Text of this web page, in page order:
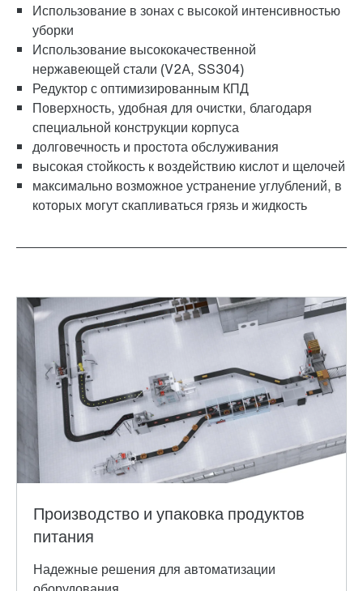
адаптер
зажимная система TorqLOC®
Использование в зонах с высокой интенсивностью
уборки
Использование высококачественной
нержавеющей стали (V2A, SS304)
Редуктор с оптимизированным КПД
Поверхность, удобная для очистки, благодаря
специальной конструкции корпуса
долговечность и простота обслуживания
высокая стойкость к воздействию кислот и щелочей
максимально возможное устранение углублений, в
которых могут скапливаться грязь и жидкость